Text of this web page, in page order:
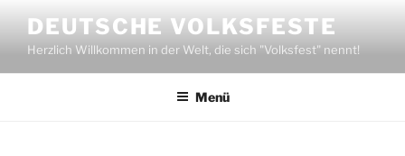
Inhalt
springen
DEUTSCHE VOLKSFESTE
Herzlich Willkommen in der Welt, die sich "Volksfest" nennt!
Menü